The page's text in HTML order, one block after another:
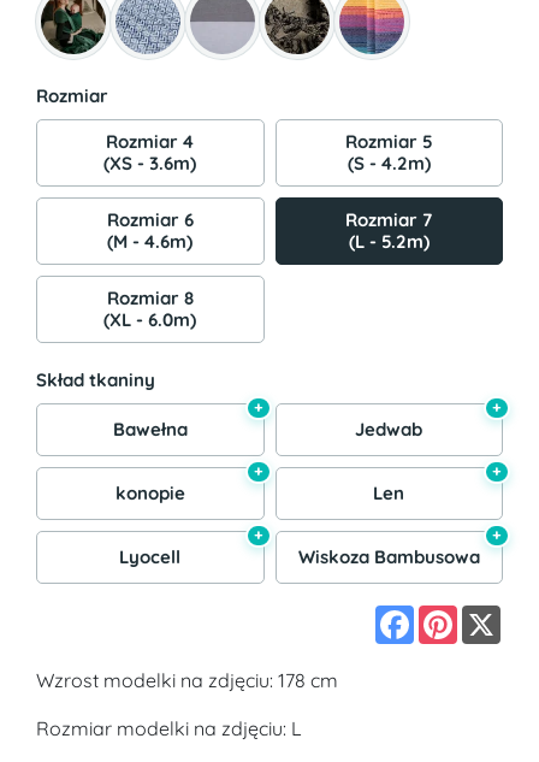
Rozmiar
Rozmiar 4
(XS - 3.6m)
Rozmiar 5
(S - 4.2m)
Rozmiar 6
(M - 4.6m)
Rozmiar 7
(L - 5.2m)
Rozmiar 8
(XL - 6.0m)
Skład tkaniny
Bawełna
+
Jedwab
+
konopie
+
Len
+
Lyocell
+
Wiskoza Bambusowa
+
Facebook
Pinterest
Wzrost modelki na zdjęciu: 178 cm
Rozmiar modelki na zdjęciu: L